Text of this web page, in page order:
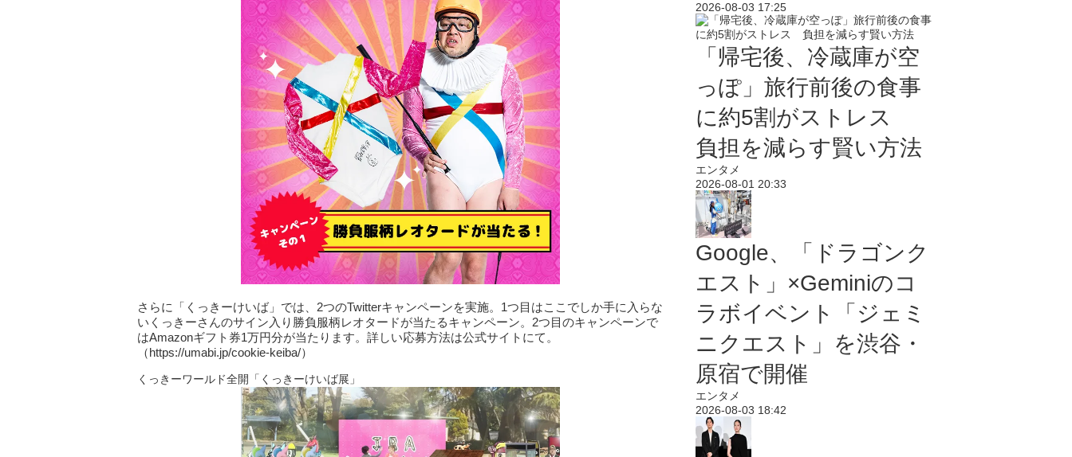
さらに「くっきーけいば」では、2つのTwitterキャンペーンを実施。1つ目はここでしか手に入らな
いくっきーさんのサイン入り勝負服柄レオタードが当たるキャンペーン。2つ目のキャンペーンで
はAmazonギフト券1万円分が当たります。詳しい応募方法は公式サイトにて。
（https://umabi.jp/cookie-keiba/）
くっきーワールド全開「くっきーけいば展」
2026-08-03 17:25
「帰宅後、冷蔵庫が空
っぽ」旅行前後の食事
に約5割がストレス
負担を減らす賢い方法
エンタメ
2026-08-01 20:33
Google、「ドラゴンク
エスト」×Geminiのコ
ラボイベント「ジェミ
ニクエスト」を渋谷・
原宿で開催
エンタメ
2026-08-03 18:42